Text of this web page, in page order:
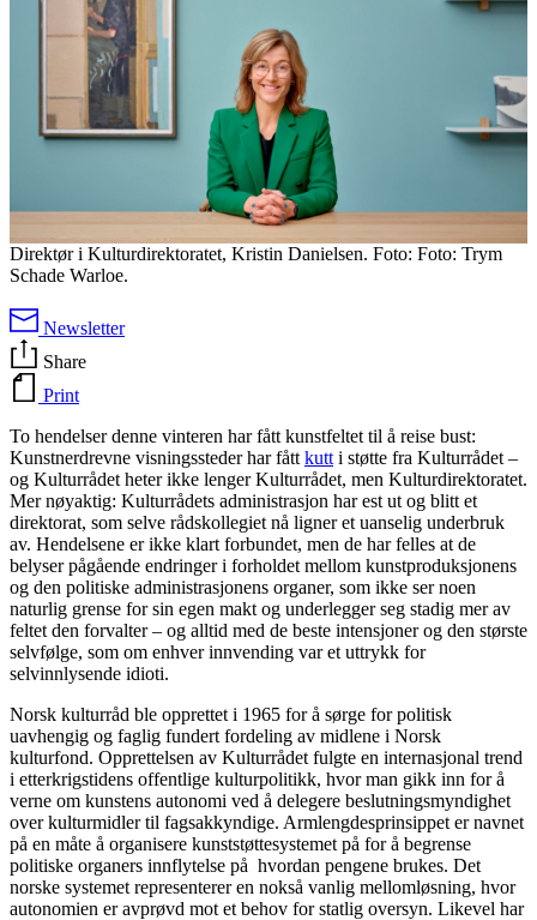
Direktør i Kulturdirektoratet, Kristin Danielsen. Foto: Foto: Trym
Schade Warloe.
Newsletter
Share
Print
To hendelser denne vinteren har fått kunstfeltet til å reise bust:
Kunstnerdrevne visningssteder har fått kutt i støtte fra Kulturrådet –
og Kulturrådet heter ikke lenger Kulturrådet, men Kulturdirektoratet.
Mer nøyaktig: Kulturrådets administrasjon har est ut og blitt et
direktorat, som selve rådskollegiet nå ligner et uanselig underbruk
av. Hendelsene er ikke klart forbundet, men de har felles at de
belyser pågående endringer i forholdet mellom kunstproduksjonens
og den politiske administrasjonens organer, som ikke ser noen
naturlig grense for sin egen makt og underlegger seg stadig mer av
feltet den forvalter – og alltid med de beste intensjoner og den største
selvfølge, som om enhver innvending var et uttrykk for
selvinnlysende idioti.
Norsk kulturråd ble opprettet i 1965 for å sørge for politisk
uavhengig og faglig fundert fordeling av midlene i Norsk
kulturfond. Opprettelsen av Kulturrådet fulgte en internasjonal trend
i etterkrigstidens offentlige kulturpolitikk, hvor man gikk inn for å
verne om kunstens autonomi ved å delegere beslutningsmyndighet
over kulturmidler til fagsakkyndige. Armlengdesprinsippet er navnet
på en måte å organisere kunststøttesystemet på for å begrense
politiske organers innflytelse på hvordan pengene brukes. Det
norske systemet representerer en nokså vanlig mellomløsning, hvor
autonomien er avprøvd mot et behov for statlig oversyn. Likevel har